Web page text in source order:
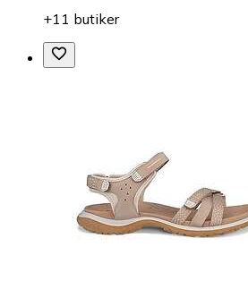
+11 butiker